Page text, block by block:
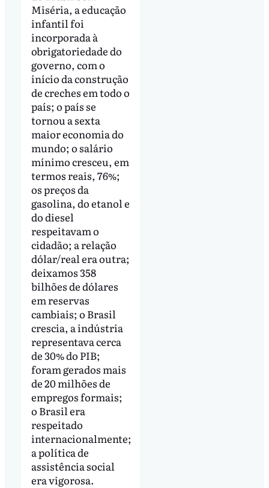
Miséria, a educação
infantil foi
incorporada à
obrigatoriedade do
governo, com o
início da construção
de creches em todo o
país; o país se
tornou a sexta
maior economia do
mundo; o salário
mínimo cresceu, em
termos reais, 76%;
os preços da
gasolina, do etanol e
do diesel
respeitavam o
cidadão; a relação
dólar/real era outra;
deixamos 358
bilhões de dólares
em reservas
cambiais; o Brasil
crescia, a indústria
representava cerca
de 30% do PIB;
foram gerados mais
de 20 milhões de
empregos formais;
o Brasil era
respeitado
internacionalmente;
a política de
assistência social
era vigorosa.